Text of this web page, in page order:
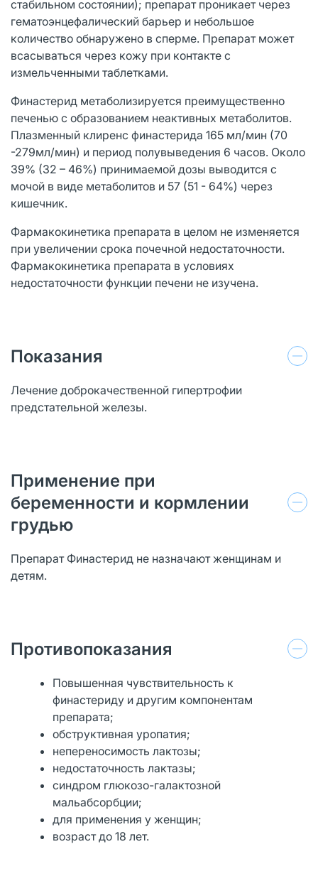
стабильном состоянии); препарат проникает через
гематоэнцефалический барьер и небольшое
количество обнаружено в сперме. Препарат может
всасываться через кожу при контакте с
измельченными таблетками.
Финастерид метаболизируется преимущественно
печенью с образованием неактивных метаболитов.
Плазменный клиренс финастерида 165 мл/мин (70
-279мл/мин) и период полувыведения 6 часов. Около
39% (32 – 46%) принимаемой дозы выводится с
мочой в виде метаболитов и 57 (51 - 64%) через
кишечник.
Фармакокинетика препарата в целом не изменяется
при увеличении срока почечной недостаточности.
Фармакокинетика препарата в условиях
недостаточности функции печени не изучена.
Показания
Лечение доброкачественной гипертрофии
предстательной железы.
Применение при
беременности и кормлении
грудью
Препарат Финастерид не назначают женщинам и
детям.
Противопоказания
Повышенная чувствительность к
финастериду и другим компонентам
препарата;
обструктивная уропатия;
непереносимость лактозы;
недостаточность лактазы;
синдром глюкозо-галактозной
мальабсорбции;
для применения у женщин;
возраст до 18 лет.